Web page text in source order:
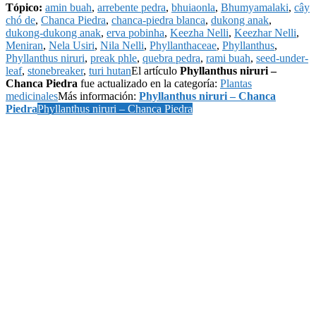
Tópico: amin buah, arrebente pedra, bhuiaonla, Bhumyamalaki, cây
chó de, Chanca Piedra, chanca-piedra blanca, dukong anak,
dukong-dukong anak, erva pobinha, Keezha Nelli, Keezhar Nelli,
Meniran, Nela Usiri, Nila Nelli, Phyllanthaceae, Phyllanthus,
Phyllanthus niruri, preak phle, quebra pedra, rami buah, seed-under-
leaf, stonebreaker, turi hutanEl artículo Phyllanthus niruri –
Chanca Piedra fue actualizado en la categoría: Plantas
medicinalesMás información: Phyllanthus niruri – Chanca
PiedraPhyllanthus niruri – Chanca Piedra